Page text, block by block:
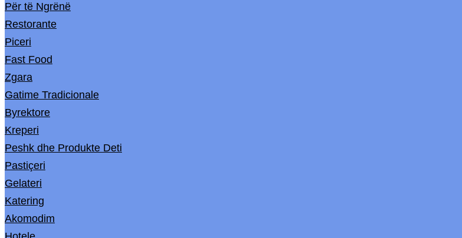
Për të Ngrënë
Restorante
Piceri
Fast Food
Zgara
Gatime Tradicionale
Byrektore
Kreperi
Peshk dhe Produkte Deti
Pastiçeri
Gelateri
Katering
Akomodim